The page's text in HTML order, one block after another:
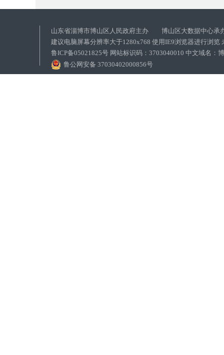
山东省淄博市博山区人民政府主办 博山区大数据中心承
建议电脑屏幕分辨率大于1280x768 使用IE9浏览器进行浏览
鲁ICP备05021825号 网站标识码：3703040010 中文域名：
鲁公网安备 37030402000856号